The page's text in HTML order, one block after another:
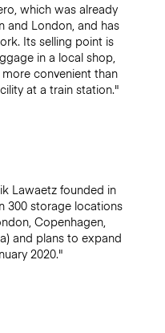
which was already
and London, and has
Its selling point is
in a local shop,
convenient than
at a train station."
Lawaetz founded in
300 storage locations
Copenhagen,
and plans to expand
2020."